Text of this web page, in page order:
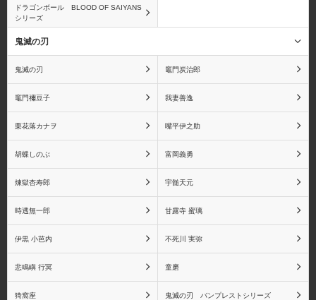
ベポ バーソロミュー・くま
シルバーズ・レイリー
ゴール・D・ロジャー
ドラゴンボール BLOOD OF SAIYANS
シリーズ
鬼滅の刃
鬼滅の刃 竈門炭治郎
竈門禰󠄀豆子 我妻善逸
栗花落カナヲ 嘴平伊之助
胡蝶しのぶ 富岡義勇
煉獄杏寿郎 宇髄天元
時透無一郎 甘露寺 蜜璃
伊黒 小芭内 不死川 実弥
悲鳴嶼 行冥 童磨
猗窩座 鬼滅の刃 バンプレストシリーズ